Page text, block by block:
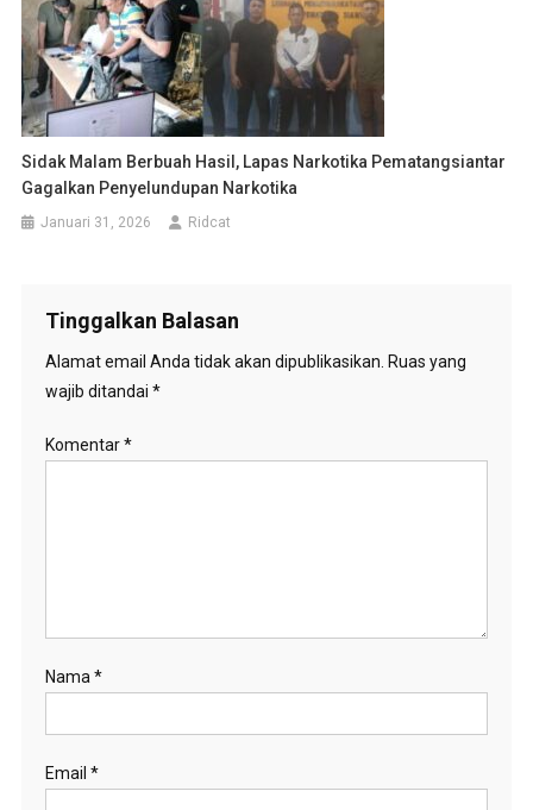
Sidak Malam Berbuah Hasil, Lapas Narkotika Pematangsiantar
Gagalkan Penyelundupan Narkotika
Januari 31, 2026 Ridcat
Tinggalkan Balasan
Alamat email Anda tidak akan dipublikasikan. Ruas yang
wajib ditandai *
Komentar*
Nama*
Email *